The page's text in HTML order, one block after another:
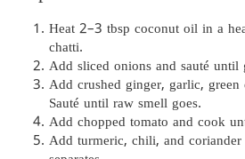
Heat 2–3 tbsp coconut oil in a
chatti.
Add sliced onions and sauté until
Add crushed ginger, garlic,
Sauté until raw smell goes.
Add chopped tomato and cook
Add turmeric, chili, and